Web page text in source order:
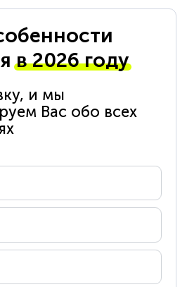
в 2026 году
и мы
Вас обо всех